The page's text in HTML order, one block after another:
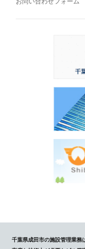
千葉県成田市の施設管理業務